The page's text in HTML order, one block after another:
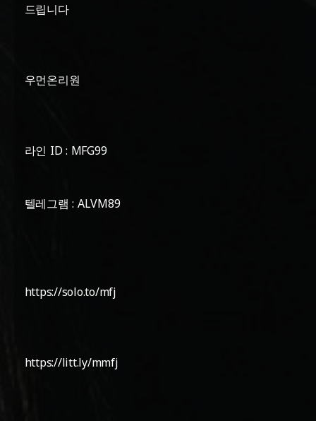
드립니다
우먼온리원
라인 ID : MFG99
텔레그램 : ALVM89
https://solo.to/mfj
https://litt.ly/mmfj